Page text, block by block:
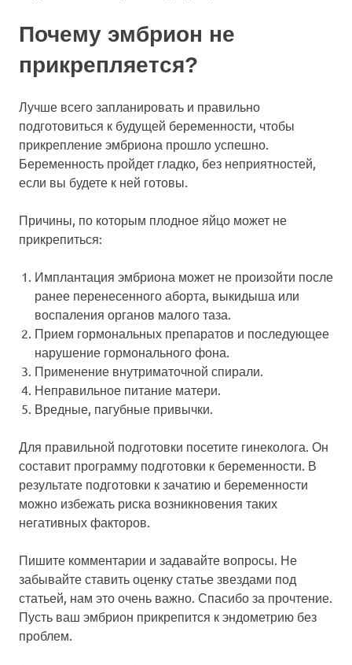
Почему эмбрион не
прикрепляется?
Лучше всего запланировать и правильно
подготовиться к будущей беременности, чтобы
прикрепление эмбриона прошло успешно.
Беременность пройдет гладко, без неприятностей,
если вы будете к ней готовы.
Причины, по которым плодное яйцо может не
прикрепиться:
Имплантация эмбриона может не произойти после
ранее перенесенного аборта, выкидыша или
воспаления органов малого таза.
Прием гормональных препаратов и последующее
нарушение гормонального фона.
Применение внутриматочной спирали.
Неправильное питание матери.
Вредные, пагубные привычки.
Для правильной подготовки посетите гинеколога. Он
составит программу подготовки к беременности. В
результате подготовки к зачатию и беременности
можно избежать риска возникновения таких
негативных факторов.
Пишите комментарии и задавайте вопросы. Не
забывайте ставить оценку статье звездами под
статьей, нам это очень важно. Спасибо за прочтение.
Пусть ваш эмбрион прикрепится к эндометрию без
проблем.